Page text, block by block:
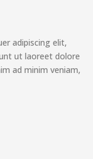
adipiscing elit,
ut laoreet dolore
ad minim veniam,